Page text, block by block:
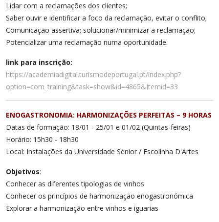
Lidar com a reclamações dos clientes;
Saber ouvir e identificar a foco da reclamação, evitar o conflito;
Comunicação assertiva; solucionar/minimizar a reclamação;
Potencializar uma reclamação numa oportunidade.
link para inscrição:
https://academiadigital.turismodeportugal.pt/index.php?
option=com_training&task=show&id=4865&Itemid=33
ENOGASTRONOMIA: HARMONIZAÇÕES PERFEITAS – 9 HORAS
Datas de formação: 18/01 - 25/01 e 01/02 (Quintas-feiras)
Horário: 15h30 - 18h30
Local: Instalações da Universidade Sénior / Escolinha D'Artes
Objetivos:
Conhecer as diferentes tipologias de vinhos
Conhecer os princípios de harmonização enogastronómica
Explorar a harmonização entre vinhos e iguarias